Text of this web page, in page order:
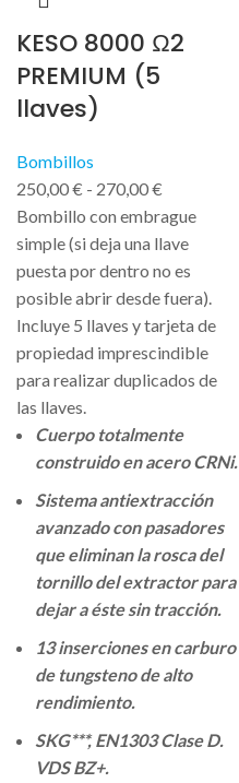
KESO 8000 Ω2
PREMIUM (5
llaves)
Bombillos
250,00€ - 270,00€
Bombillo con embrague
simple (si deja una llave
puesta por dentro no es
posible abrir desde fuera).
Incluye 5 llaves y tarjeta de
propiedad imprescindible
para realizar duplicados de
las llaves.
Cuerpo totalmente
construido en acero CRNi.
Sistema antiextracción
avanzado con pasadores
que eliminan la rosca del
tornillo del extractor para
dejar a éste sin tracción.
13 inserciones en carburo
de tungsteno de alto
rendimiento.
SKG***, EN1303 Clase D.
VDS BZ+.